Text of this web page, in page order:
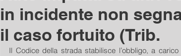
in incidente non
il caso fortuito (Trib.
Il Codice della strada stabilisce l’obbligo, a